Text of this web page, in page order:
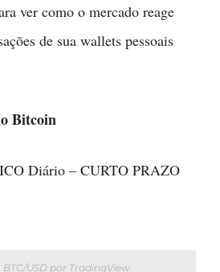
ver como o mercado reage
de sua wallets pessoais
Bitcoin
Diário – CURTO PRAZO
BTC/USD por TradingView